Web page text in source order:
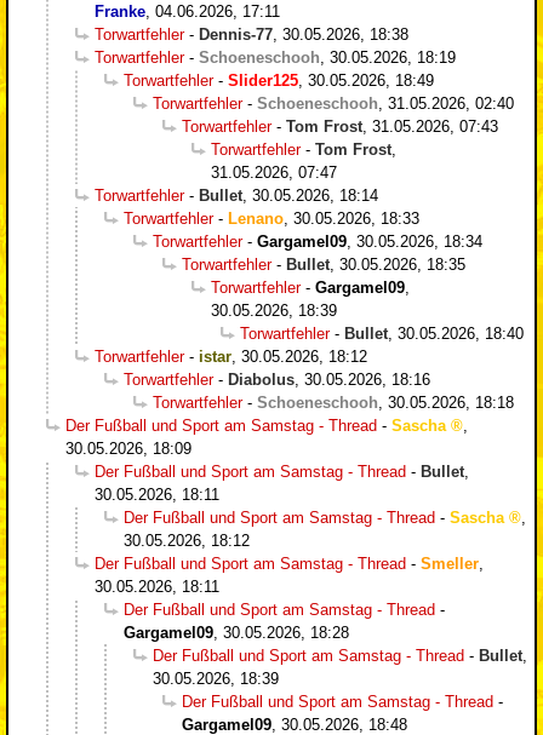
Franke 04.06.2026, 17:11
Torwartfehler- Dennis-77 30.05.2026, 18:38
Torwartfehler- Schoeneschooh 30.05.2026, 18:19
Torwartfehler- Slider125 30.05.2026, 18:49
Torwartfehler- Schoeneschooh 31.05.2026, 02:40
Torwartfehler- Tom Frost 31.05.2026, 07:43
Torwartfehler- Tom Frost
31.05.2026, 07:47
Torwartfehler- Bullet 30.05.2026, 18:14
Torwartfehler- Lenano 30.05.2026, 18:33
Torwartfehler- Gargamel09 30.05.2026, 18:34
Torwartfehler- Bullet 30.05.2026, 18:35
Torwartfehler- Gargamel09
30.05.2026, 18:39
Torwartfehler- Bullet 30.05.2026, 18:40
Torwartfehler- istar 30.05.2026, 18:12
Torwartfehler- Diabolus 30.05.2026, 18:16
Torwartfehler- Schoeneschooh 30.05.2026, 18:18
Der Fußball und Sport am Samstag - Thread - Sascha
30.05.2026, 18:09
Der Fußball und Sport am Samstag - Thread - Bullet
30.05.2026, 18:11
Der Fußball und Sport am Samstag - Thread - Sascha
30.05.2026, 18:12
Der Fußball und Sport am Samstag - Thread - Smeller
30.05.2026, 18:11
Der Fußball und Sport am Samstag - Thread -
Gargamel09 30.05.2026, 18:28
Der Fußball und Sport am Samstag - Thread - Bullet
30.05.2026, 18:39
Der Fußball und Sport am Samstag - Thread -
Gargamel09 30.05.2026, 18:48